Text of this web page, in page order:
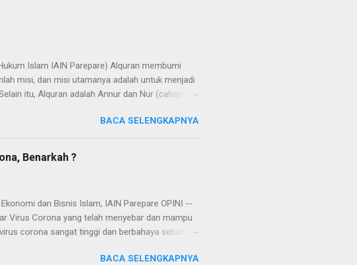
Islam IAIN Parepare) Alquran membumi
misi, dan misi utamanya adalah untuk menjadi
itu, Alquran adalah Annur dan Nur (cahaya).
penyebarluasan cahaya di bumi melalui
ketika menetap di Yatsrib, Baginda Nabi
tercahayakan). Dalam ungkapan lain, hijrah
akumulasi cahaya itu telah rampung tatkala
BACA SELENGKAPNYA
Benarkah ?
dan Bisnis Islam, IAIN Parepare OPINI --
Virus Corona yang telah menyebar dan mampu
corona sangat tinggi dan berbahaya sebab
markas militer di Wuhan. Rencananya, virus itu
BACA SELENGKAPNYA